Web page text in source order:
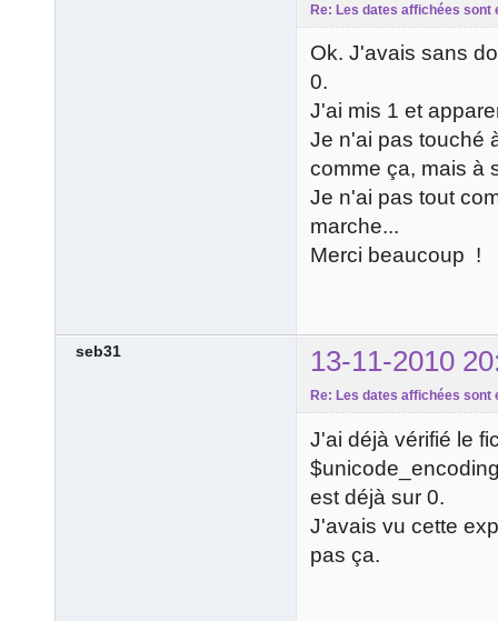
Re: Les dates affichées sont
Ok. J'avais sans
0.
J'ai mis 1 et
Je n'ai pas touché
comme ça, mais à
Je n'ai pas tout
marche...
Merci beaucoup !
seb31 13-11-2010
Re: Les dates affichées sont
J'ai déjà vérifié le
est déjà sur 0.
J'avais vu cette
pas ça.